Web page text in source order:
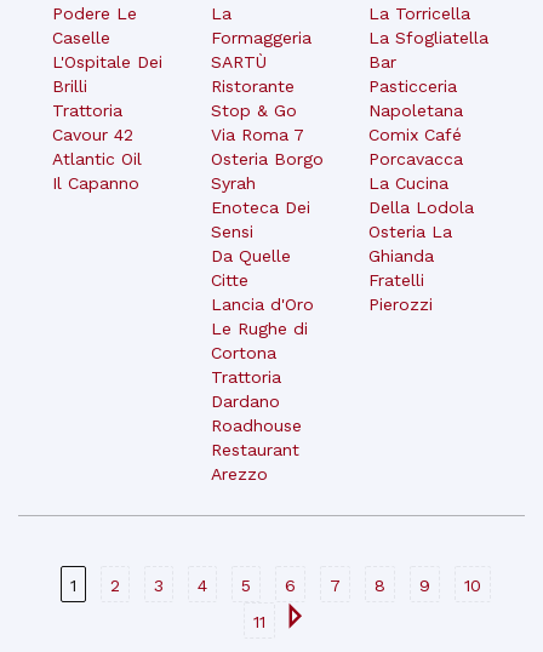
Podere Le
Caselle
L'Ospitale Dei
Brilli
Trattoria
Cavour 42
Atlantic Oil
Il Capanno
La
Formaggeria
SARTÙ
Ristorante
Stop & Go
Via Roma 7
Osteria Borgo
Syrah
Enoteca Dei
Sensi
Da Quelle
Citte
Lancia d'Oro
Le Rughe di
Cortona
Trattoria
Dardano
Roadhouse
Restaurant
Arezzo
La Torricella
La Sfogliatella
Bar
Pasticceria
Napoletana
Comix Café
Porcavacca
La Cucina
Della Lodola
Osteria La
Ghianda
Fratelli
Pierozzi
1 2 3 4 5 6 7 8 9
10
11